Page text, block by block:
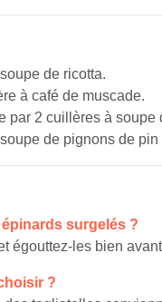
de ricotta.
à café de muscade.
par 2 cuillères à soupe
de pignons de pin
surgelés ?
égouttez-les bien
?